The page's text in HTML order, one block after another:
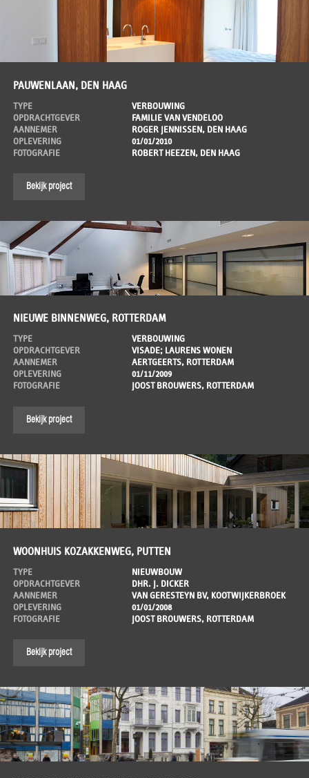
PAUWENLAAN, DEN HAAG
TYPE
VERBOUWING
OPDRACHTGEVER
FAMILIE VAN VENDELOO
AANNEMER
ROGER JENNISSEN, DEN HAAG
OPLEVERING
01/01/2010
FOTOGRAFIE
ROBERT HEEZEN, DEN HAAG
Bekijk project
NIEUWE BINNENWEG, ROTTERDAM
TYPE
VERBOUWING
OPDRACHTGEVER
VISADE; LAURENS WONEN
AANNEMER
AERTGEERTS, ROTTERDAM
OPLEVERING
01/11/2009
FOTOGRAFIE
JOOST BROUWERS, ROTTERDAM
Bekijk project
WOONHUIS KOZAKKENWEG, PUTTEN
TYPE
NIEUWBOUW
OPDRACHTGEVER
DHR. J. DICKER
AANNEMER
VAN GERESTEYN BV, KOOTWIJKERBROEK
OPLEVERING
01/01/2008
FOTOGRAFIE
JOOST BROUWERS, ROTTERDAM
Bekijk project